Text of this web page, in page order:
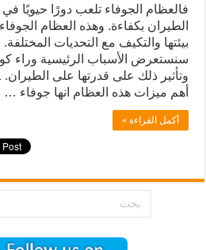
فالعظام الجوفاء تلعب دورًا حيويًا
الطيران بكفاءة. وهذه العظام
بيئتها والتكيف مع التحديات
سنستعرض الأسباب الرئيسية وراء
أهم ميزات هذه العظام انها جوفاء …
أكمل القراءة »